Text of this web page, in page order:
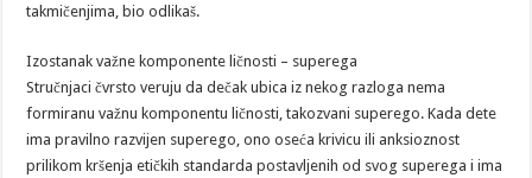
takmičenjima, bio odlikaš.
Izostanak važne komponente ličnosti – superega
Stručnjaci čvrsto veruju da dečak ubica iz nekog razloga nema
formiranu važnu komponentu ličnosti, takozvani superego. Kada dete
ima pravilno razvijen superego, ono oseća krivicu ili anksioznost
prilikom kršenja etičkih standarda postavljenih od svog superega i ima